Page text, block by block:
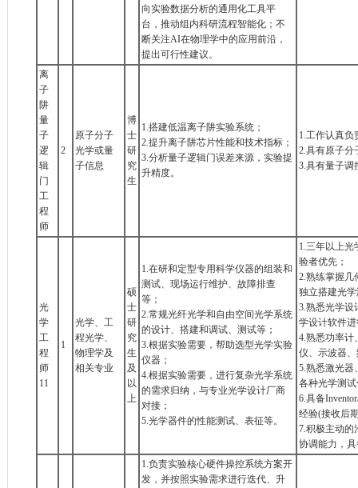
向实验数据分析的通用化工具平
台，推动组内科研流程智能化；不
断关注AI在物理学中的应用前沿，
提出可行性建议。
离
子
阱
量
子
逻
辑
门
工
程
师
2
原子分子
光学或量
子信息
博
士
研
究
生
1.搭建低温离子阱实验系统；
2.提升离子阱芯片性能和技术指标；
3.分析量子逻辑门误差来源，实验提
升精度。
1.工作认真负
2.具有原子分
3.具有量子调
光
学
工
程
师
11
1
光学、工
程光学、
物理学及
相关专业
硕
士
研
究
生
及
以
上
1.在研和定型专用科学仪器的组装和
测试、现场运行维护、故障排查
等；
2.常规光纤光学和自由空间光学系统
的设计、搭建和调试、测试等；
3.根据实验需要，帮助选型光学实验
仪器；
4.根据实验需要，进行复杂光学系统
的需求归纳，与专业光学设计厂商
对接；
5.光学器件的性能测试、表征等。
1.三年以上光
验者优先；
2.熟练掌握几
独立搭建光
3.熟悉光学设
学设计软件
4.熟悉功率计
仪、示波器
5.熟悉激光器
各种光学测
6.具备
经验(接收后
7.积极主动的
协调能力，
1.负责实验核心硬件操控系统方案开
发，并按照实验需求进行迭代、升